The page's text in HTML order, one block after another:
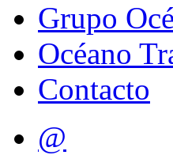
Grupo
Océano
Contacto
@